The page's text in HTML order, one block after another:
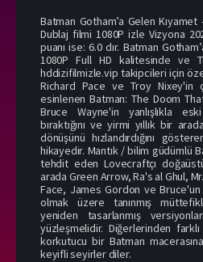
Batman Gotham’a Gelen
Dublaj filmi 1080P izle Vizyona
puanı ise: 6.0 dır. Batman
1080P Full HD kalitesinde ve
hddizifilmizle.vip takipcileri için
Richard Pace ve Troy Nixey'in
esinlenen Batman: The Doom
Bruce Wayne'in yanlışlıkla
bıraktığını ve yirmi yıllık bir
dönüşünü hızlandırdığını
hikayedir. Mantık / bilim güdümlü
tehdit eden Lovecraftçı
arada Green Arrow, Ra's al Ghul,
Face, James Gordon ve
olmak üzere tanınmış
yeniden tasarlanmış
yüzleşmelidir. Diğerlerinden
korkutucu bir Batman
keyifli seyirler diler.